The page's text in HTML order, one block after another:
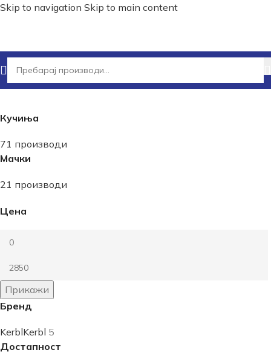
Skip to navigation Skip to main content
Почетна/Shop
Кучиња
71 производи
Мачки
21 производи
Цена
Прикажи
Бренд
KerblKerbl 5
Достапност